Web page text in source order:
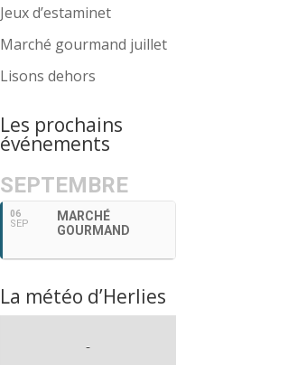
Jeux d’estaminet
Marché gourmand juillet
Lisons dehors
Les prochains
événements
SEPTEMBRE
06
SEP
MARCHÉ
GOURMAND
La météo d’Herlies
-